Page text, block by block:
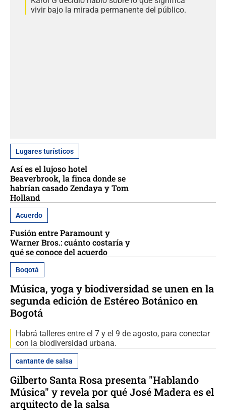
vivir bajo la mirada permanente del público.
Lugares turísticos
Así es el lujoso hotel
Beaverbrook, la finca donde se
habrían casado Zendaya y Tom
Holland
Acuerdo
Fusión entre Paramount y
Warner Bros.: cuánto costaría y
qué se conoce del acuerdo
Bogotá
Música, yoga y biodiversidad se unen en la
segunda edición de Estéreo Botánico en
Bogotá
Habrá talleres entre el 7 y el 9 de agosto, para conectar
con la biodiversidad urbana.
cantante de salsa
Gilberto Santa Rosa presenta "Hablando
Música" y revela por qué José Madera es el
arquitecto de la salsa